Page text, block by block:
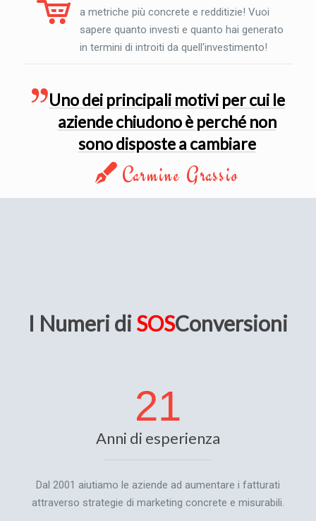
a metriche più concrete e redditizie! Vuoi
sapere quanto investi e quanto hai generato
in termini di introiti da quell'investimento!
Uno dei principali motivi per cui le
aziende chiudono è perché non
sono disposte a cambiare
Carmine Grassio
I Numeri diSOSConversioni
21
Anni di esperienza
Dal 2001 aiutiamo le aziende ad aumentare i fatturati
attraverso strategie di marketing concrete e misurabili.